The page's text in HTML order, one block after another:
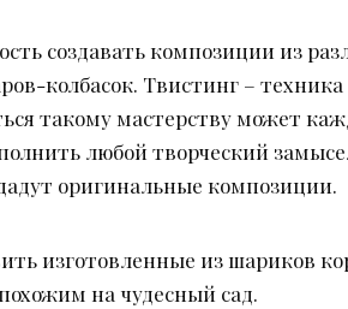
создавать композиции из
колбасок. Твистинг –
такому мастерству может
любой творческий
оригинальные композиции.
изготовленные из шариков
на чудесный сад.